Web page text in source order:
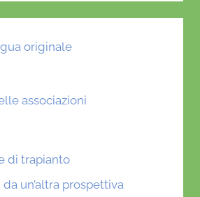
originale
associazioni
di trapianto
un’altra prospettiva